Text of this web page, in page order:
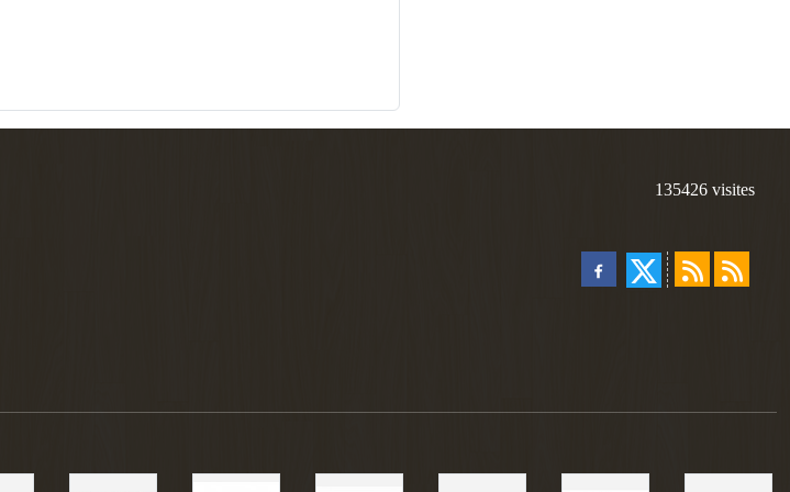
135426 visites